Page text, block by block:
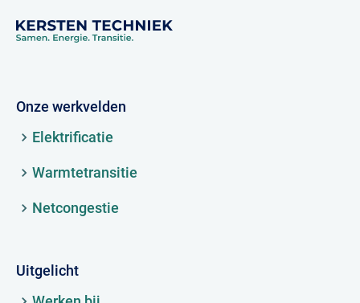
Onze werkvelden
Elektrificatie
Warmtetransitie
Netcongestie
Uitgelicht